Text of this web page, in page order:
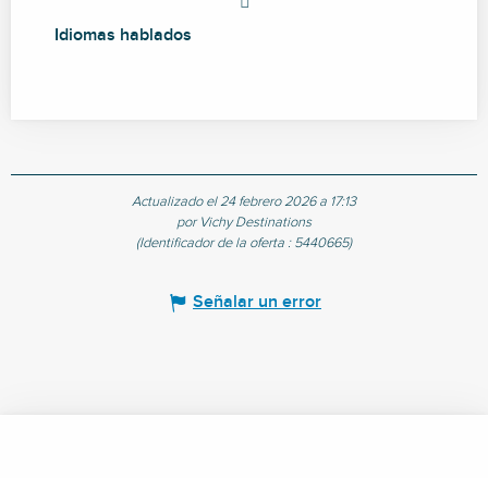
Idiomas hablados
Idiomas hablados
Actualizado el 24 febrero 2026 a 17:13
por Vichy Destinations
(Identificador de la oferta : 5440665)
Señalar un error